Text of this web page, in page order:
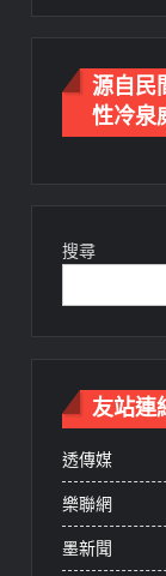
源自民
性冷泉
搜尋
友站連
透傳媒
樂聯網
墨新聞